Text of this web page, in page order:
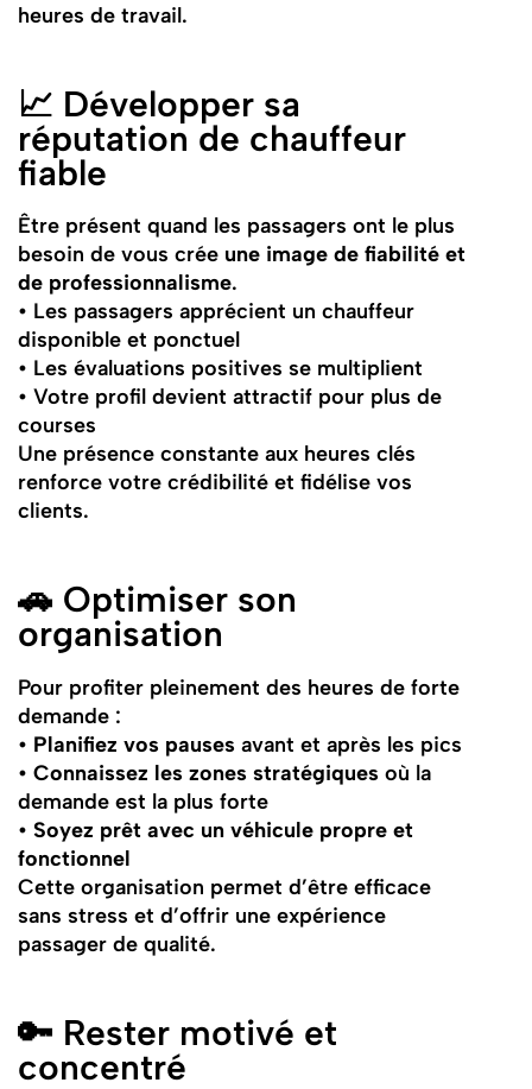
heures de travail.
📈 Développer sa
réputation de chauffeur
fiable
Être présent quand les passagers ont le plus
besoin de vous crée une image de fiabilité et
de professionnalisme.
• Les passagers apprécient un chauffeur
disponible et ponctuel
• Les évaluations positives se multiplient
• Votre profil devient attractif pour plus de
courses
Une présence constante aux heures clés
renforce votre crédibilité et fidélise vos
clients.
🚗 Optimiser son
organisation
Pour profiter pleinement des heures de forte
demande :
• Planifiez vos pauses avant et après les pics
• Connaissez les zones stratégiques où la
demande est la plus forte
• Soyez prêt avec un véhicule propre et
fonctionnel
Cette organisation permet d’être efficace
sans stress et d’offrir une expérience
passager de qualité.
🔑 Rester motivé et
concentré